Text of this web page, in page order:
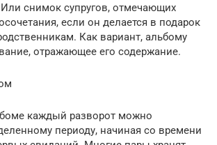
снимок супругов, отмечающих
если он делается в подарок
Как вариант, альбому
отражающее его содержание.
каждый разворот можно
периоду, начиная со времени